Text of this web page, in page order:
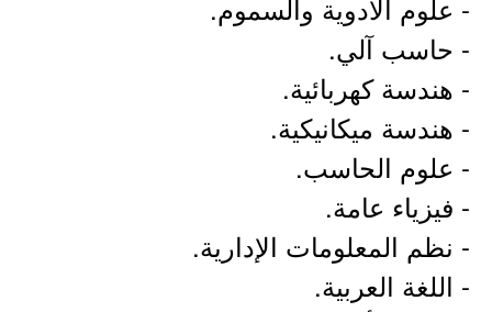
- علوم الأدوية والسموم.
- حاسب آلي.
- هندسة كهربائية.
- هندسة ميكانيكية.
- علوم الحاسب.
- فيزياء عامة.
- نظم المعلومات الإدارية.
- اللغة العربية.